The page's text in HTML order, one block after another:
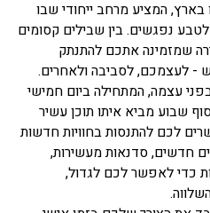
בארץ, המציע מרחב ייחודי שבו
נפגשים. בין שבילים קסומים
שמזמינה אתכם להתנתק
- לעצמכם, לסביבה ולאחרים.
עצמה, המתחילה ביום חמישי
שבוע מביא איתו תוכן עשיר
לכם להתנסות בחוויות חדשות
חדשים, סדנאות מעשירות,
כדי לאפשר לכם לגדול,